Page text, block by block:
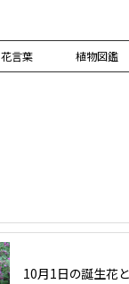
花言葉 植物図鑑
10月1日の誕生花